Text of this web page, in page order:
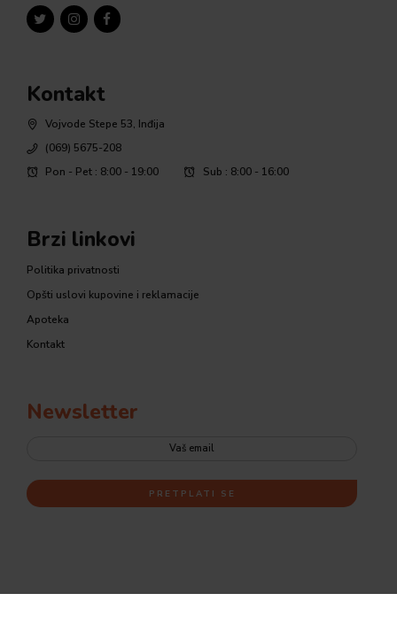
Kontakt
Vojvode Stepe 53, Inđija
(069) 5675-208
Pon - Pet : 8:00 - 19:00
Sub : 8:00 - 16:00
Brzi linkovi
Politika privatnosti
Opšti uslovi kupovine i reklamacije
Apoteka
Kontakt
Newsletter